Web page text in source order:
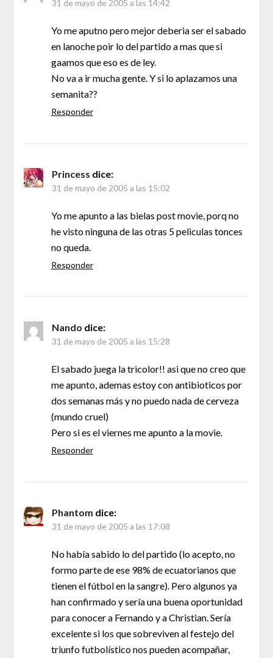
31 de mayo de 2005 a las 14:42
Yo me aputno pero mejor deberia ser el sabado
en lanoche poir lo del partido a mas que si
gaamos que eso es de ley.
No va a ir mucha gente. Y si lo aplazamos una
semanita??
Responder
Princess dice:
31 de mayo de 2005 a las 15:02
Yo me apunto a las bielas post movie, porq no
he visto ninguna de las otras 5 peliculas tonces
no queda.
Responder
Nando dice:
31 de mayo de 2005 a las 15:28
El sabado juega la tricolor!! asi que no creo que
me apunto, ademas estoy con antibioticos por
dos semanas más y no puedo nada de cerveza
(mundo cruel)
Pero si es el viernes me apunto a la movie.
Responder
Phantom dice:
31 de mayo de 2005 a las 17:08
No había sabido lo del partido (lo acepto, no
formo parte de ese 98% de ecuatorianos que
tienen el fútbol en la sangre). Pero algunos ya
han confirmado y sería una buena oportunidad
para conocer a Fernando y a Christian. Sería
excelente si los que sobreviven al festejo del
triunfo futbolístico nos pueden acompañar,